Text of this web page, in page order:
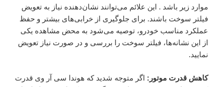
موارد زیر باشد . این علائم می‌توانند نشان‌دهنده نیاز به تعویض
فیلتر سوخت باشند. برای جلوگیری از خرابی‌های بیشتر و حفظ
عملکرد مناسب خودرو، توصیه می‌شود به محض مشاهده یکی
از این نشانه‌ها، فیلتر سوخت را بررسی و در صورت نیاز تعویض
نمایید.
کاهش قدرت موتور: اگر متوجه شدید که هوندا سی آر وی قدرت